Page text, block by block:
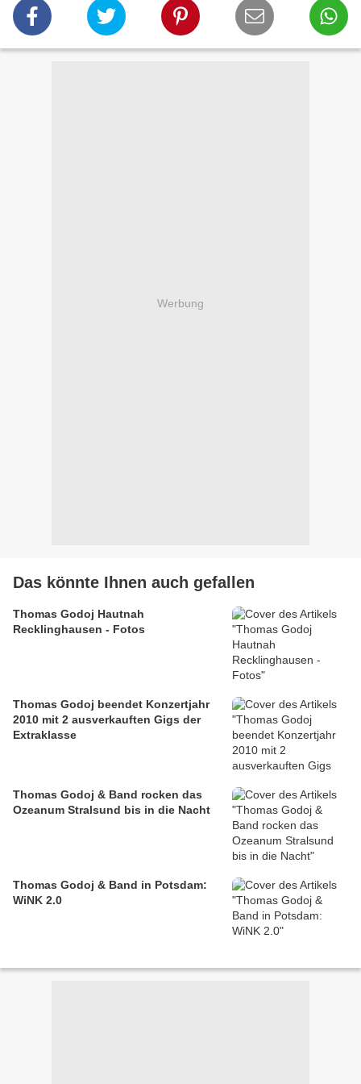
Werbung
Das könnte Ihnen auch gefallen
Thomas Godoj Hautnah
Recklinghausen - Fotos
Thomas Godoj beendet Konzertjahr
2010 mit 2 ausverkauften Gigs der
Extraklasse
Thomas Godoj & Band rocken das
Ozeanum Stralsund bis in die Nacht
Thomas Godoj & Band in Potsdam:
WiNK 2.0